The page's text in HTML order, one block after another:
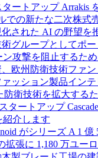
ートアップ Arrakis
での新たな二次株式
化された AI の野望を
グループとしてポ
攻撃を阻止するた
欧州防衛技術ファ
ッション製品イン
衛技術を拡大する
ートアップ
紹介します
がシリーズ A 1 億
拡張に 1,180 万ユー